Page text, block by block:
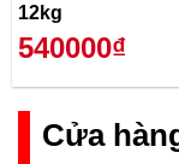
12kg
540000₫
Cửa